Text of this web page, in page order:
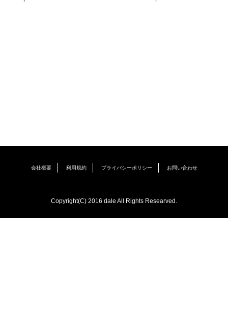
会社概要 利用規約 プライバシーポリシー お問い合わせ
Copyright(C) 2016 dale All Rights Researved.